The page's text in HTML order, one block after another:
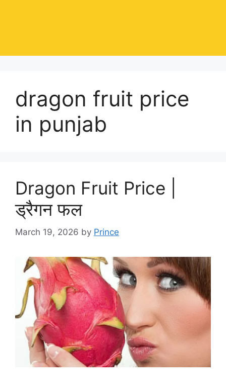
dragon fruit price
in punjab
Dragon Fruit Price |
ड्रैगन फल
March 19, 2026 by Prince